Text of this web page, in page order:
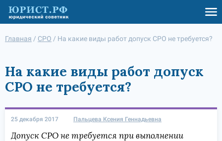
Главная / СРО / На какие виды работ допуск СРО не требуется?
На какие виды работ допуск
СРО не требуется?
25 декабря 2017 Пальцева Ксения Геннадьевна
Допуск СРО не требуется при выполнении